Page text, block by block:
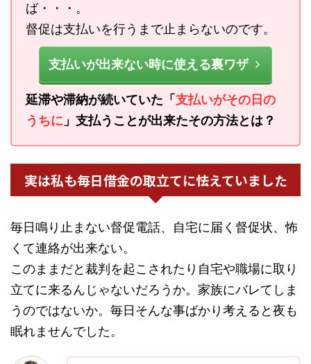
ば・・・。
督促は支払いを行うまで止まらないのです。
支払いが出来ない時に使える裏ワザ
延滞や滞納が続いていた「 支払いがその日の
うちに 」支払うことが出来たその方法とは？
実は私も毎日借金の取立てに怯えていました
毎日鳴り止まない督促電話、自宅に届く督促状、怖
くて連絡が出来ない。
このままだと裁判を起こされたり自宅や職場に取り
立てに来るんじゃないだろうか。家族にバレてしま
うのではないか。毎日そんな事ばかり考えると夜も
眠れませんでした。